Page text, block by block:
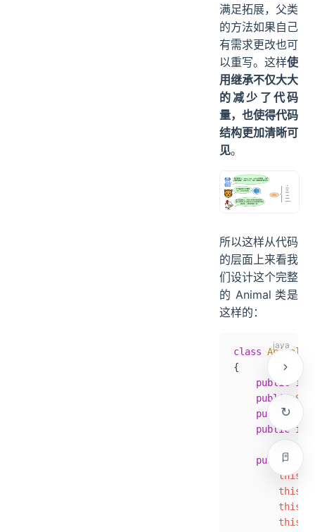
满足拓展，父类
的方法如果自己
有需求更改也可
以重写。这样使
用继承不仅大大
的减少了代码
量，也使得代码
结构更加清晰可
见。
所以这样从代码
的层面上来看我
们设计这个完整
的 Animal 类是
这样的：
class Animal
{
    public
int
    public
    public
int
    public
int
    public
        this
        this
        this
        this